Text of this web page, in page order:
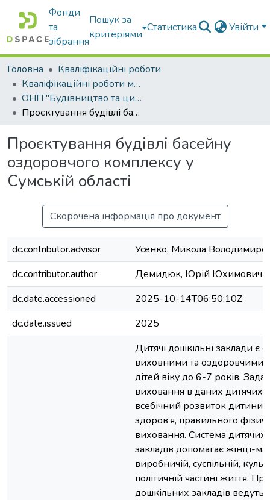
Фонди
та
зібрання
Пошук за
критеріями
Статистика Увійти
Головна
Кваліфікаційні роботи
Кваліфікаційні роботи магістрів
ОНП "Будівництво та цивільна інженерія"
Проєктування будівлі басейну оздоровчого комплексу у Сумській області
Проєктування будівлі басейну
оздоровчого комплексу у
Сумській області
Скорочена інформація про документ
dc.contributor.advisor
Усенко, Микола
dc.contributor.author
Демидюк, Юрій Юхимович
dc.date.accessioned
2025-10-14T06:50:10Z
dc.date.issued
2025
Дитячі дошкільні заклади є
виховними та оздоровчими
дітей віку до 6-7 років.
виховання в даних дитячих
всебічний розвиток дитини,
здоров’я, правильного
виховання. Система дитячих
закладів допомагає жінці-
виробничій, суспільній,
політичній частині життя.
дошкільних закладів ведуть